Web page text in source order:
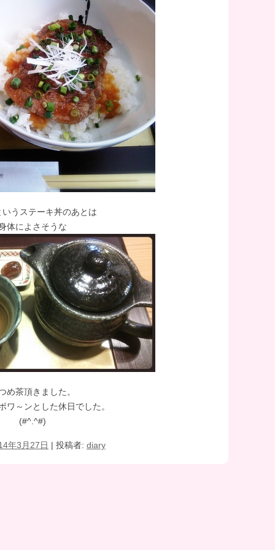
いうステーキ丼のあとは
体によさそうな
め茶頂きました。
ワ～ンとした休日でした。
(#^.^#)
年3月27日 | 投稿者: diary